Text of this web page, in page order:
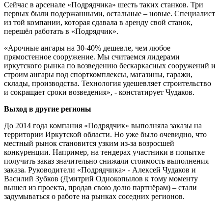
Сейчас в арсенале «Подрядчика» шесть таких станков. Три
первых были подержанными, остальные – новые. Специалист
из той компании, которая сдавала в аренду свой станок,
перешёл работать в «Подрядчик».
«Арочные ангары на 30-40% дешевле, чем любое
прямостенное сооружение. Мы считаемся лидерами
иркутского рынка по возведению бескаркасных сооружений и
строим ангары под спорткомплексы, магазины, гаражи,
склады, производства. Технология удешевляет строительство
и сокращает сроки возведения», - констатирует Чудаков.
Выход в другие регионы
До 2014 года компания «Подрядчик» выполняла заказы на
территории Иркутской области. Но уже было очевидно, что
местный рынок становится узким из-за возросшей
конкуренции. Например, на тендерах участники в попытке
получить заказ значительно снижали стоимость выполнения
заказа. Руководители «Подрядчика» - Алексей Чудаков и
Василий Зубков (Дмитрий Однокопылов к тому моменту
вышел из проекта, продав свою долю партнёрам) – стали
задумываться о работе на рынках соседних регионов.